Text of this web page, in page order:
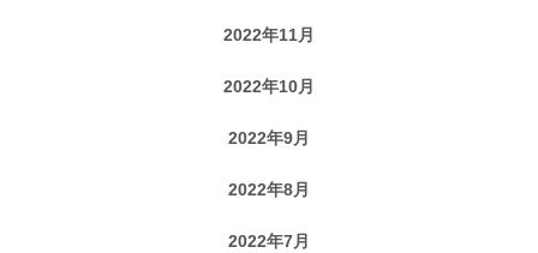
2022年11月
2022年10月
2022年9月
2022年8月
2022年7月